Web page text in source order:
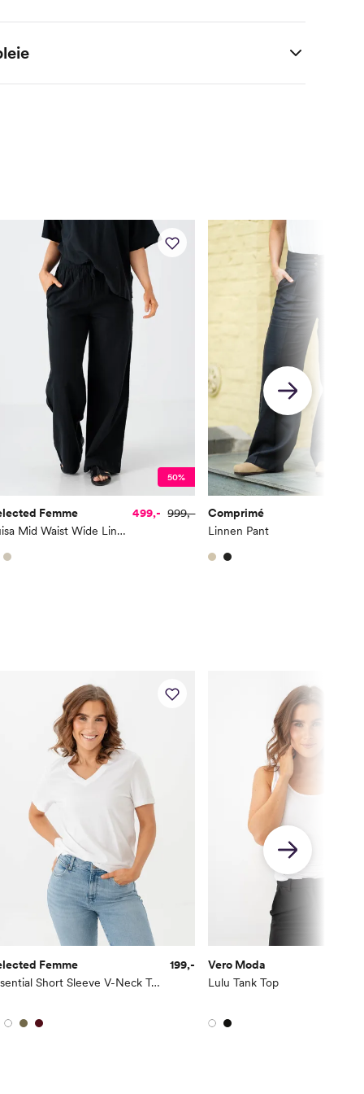
34-35 87
36 109 119
Høyde (cm)
180
185
50%
Femme
Luisa Mid Waist Wide Linen Blend Pant
499,- 999,-
Comprimé
Linnen Pant
Femme
Essential Short Sleeve V-Neck Tee
199,-
Vero Moda
Lulu Tank Top